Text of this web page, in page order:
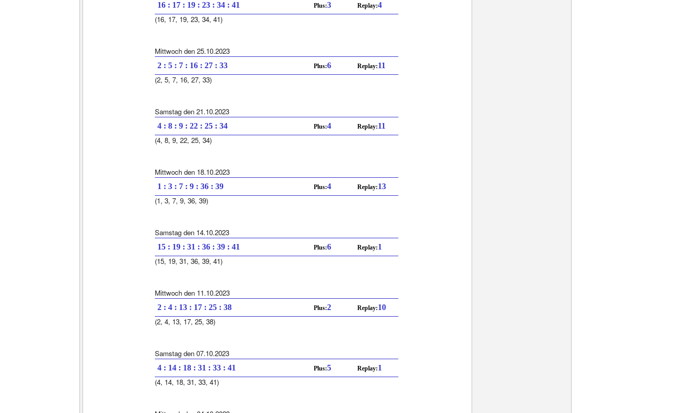
16 : 17 : 19 : 23 : 34 : 41 Plus:3 Replay:4
(16, 17, 19, 23, 34, 41)
Mittwoch den 25.10.2023
2 : 5 : 7 : 16 : 27 : 33 Plus:6 Replay:11
(2, 5, 7, 16, 27, 33)
Samstag den 21.10.2023
4 : 8 : 9 : 22 : 25 : 34 Plus:4 Replay:11
(4, 8, 9, 22, 25, 34)
Mittwoch den 18.10.2023
1 : 3 : 7 : 9 : 36 : 39 Plus:4 Replay:13
(1, 3, 7, 9, 36, 39)
Samstag den 14.10.2023
15 : 19 : 31 : 36 : 39 : 41 Plus:6 Replay:1
(15, 19, 31, 36, 39, 41)
Mittwoch den 11.10.2023
2 : 4 : 13 : 17 : 25 : 38 Plus:2 Replay:10
(2, 4, 13, 17, 25, 38)
Samstag den 07.10.2023
4 : 14 : 18 : 31 : 33 : 41 Plus:5 Replay:1
(4, 14, 18, 31, 33, 41)